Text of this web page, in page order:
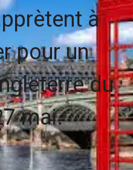
à
pour un
du
mai.